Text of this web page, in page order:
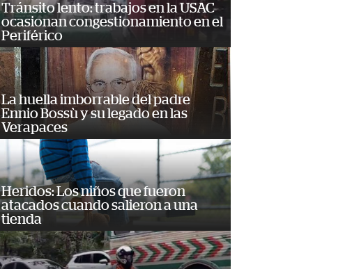
Tránsito lento: trabajos en la USAC
ocasionan congestionamiento en el
Periférico
La huella imborrable del padre
Ennio Bossù y su legado en las
Verapaces
Heridos: Los niños que fueron
atacados cuando salieron a una
tienda